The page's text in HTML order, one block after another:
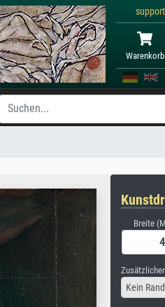
Warenkorb
Breite
Zusätzlicher
Kein Rand